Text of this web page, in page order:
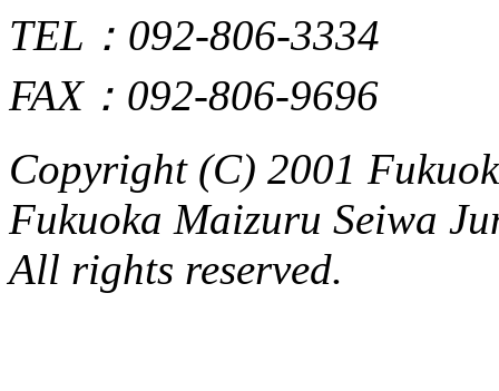
TEL：092-806-3334
FAX：092-806-9696
Copyright (C) 2001
Fukuoka Maizuru Seiwa
All rights reserved.